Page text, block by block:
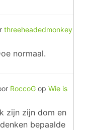
threeheadedmonkey
normaal.
RoccoG op Wie is
zijn zijn dom en
bepaalde